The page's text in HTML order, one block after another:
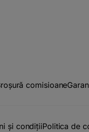
comisioane
și condițiiPolitica de